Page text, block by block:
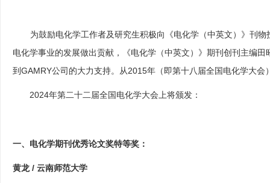
为鼓励电化学工作者及研究生积极向《电化学（中英文）》刊
电化学事业的发展做出贡献，《电化学（中英文）》期刊创刊主编
到GAMRY公司的大力支持。从2015年（即第十八届全国电化学大会
2024年第二十二届全国电化学大会上将颁发：
一、电化学期刊优秀论文奖特等奖：
黄龙 / 云南师范大学